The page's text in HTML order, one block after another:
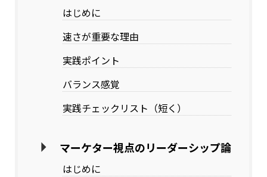
はじめに
速さが重要な理由
実践ポイント
バランス感覚
実践チェックリスト（短く）
マーケター視点のリーダーシップ論
はじめに